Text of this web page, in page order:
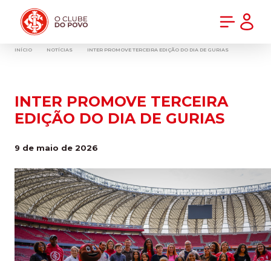
INÍCIO NOTÍCIAS INTER PROMOVE TERCEIRA EDIÇÃO DO DIA DE GURIAS
INTER PROMOVE TERCEIRA
EDIÇÃO DO DIA DE GURIAS
9 de maio de 2026